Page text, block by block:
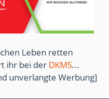
Leben retten
ihr bei der DKMS...
unverlangte Werbung]